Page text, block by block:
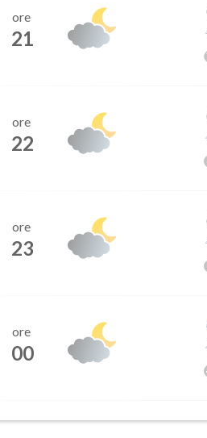
ore
21
ore
22
ore
23
ore
00